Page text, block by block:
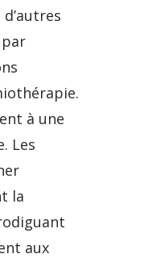
à une
Les
la
aux